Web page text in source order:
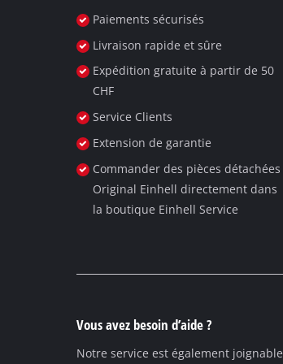
Paiements sécurisés
Livraison rapide et sûre
Expédition gratuite à partir de 50
CHF
Service Clients
Extension de garantie
Commander des pièces détachées
Original Einhell directement dans
la boutique Einhell Service
Vous avez besoin d’aide ?
Notre service est également joignable